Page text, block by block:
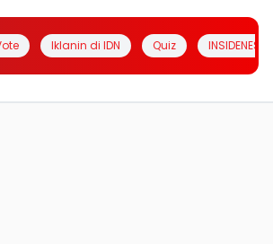
Iklanin di IDN Quiz INSIDENESIA